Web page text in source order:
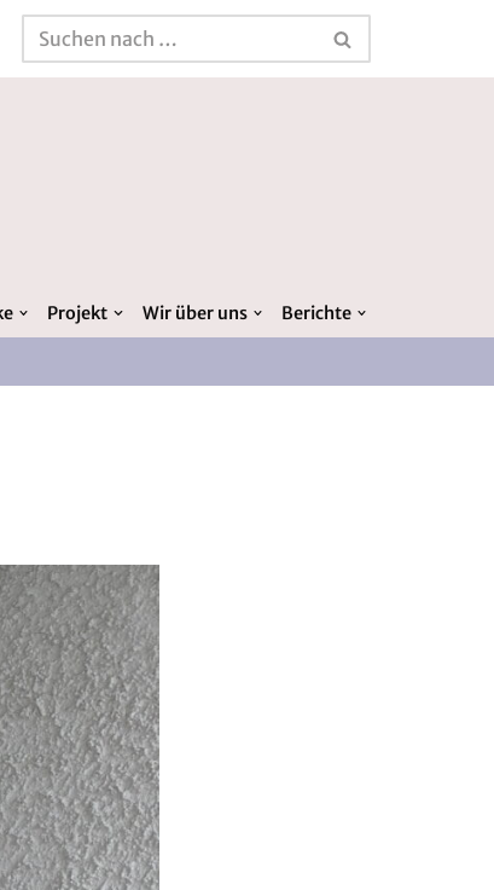
Projekt Wir über uns Berichte